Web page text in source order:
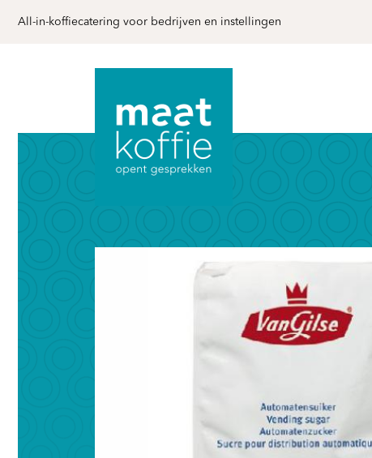
All-in-koffiecatering voor bedrijven en instellingen